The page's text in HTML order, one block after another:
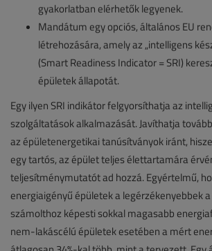
gyakorlatban elérhetők legyenek.
Mandátum egy opciós, általános EU
létrehozására, amely az „intelligens
(Smart Readiness Indicator = SRI)
épületek állapotát.
Egy ilyen SRI indikátor felgyorsíthatja az
szolgáltatások alkalmazását. Javíthatja
az épületenergetikai tanúsítványok iránt,
egy tartós, az épület teljes élettartamára
teljesítménymutatót ad hozzá. Egyértelmű,
energiaigényű épületek a legérzékenyebbek
számolthoz képesti sokkal magasabb
nem-lakáscélú épületek esetében a mért